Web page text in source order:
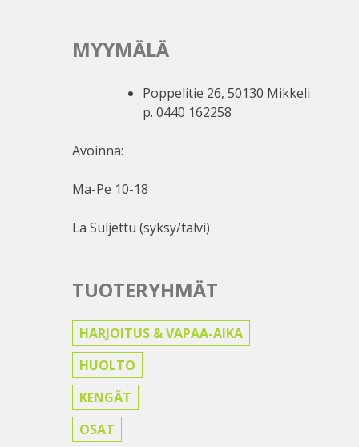
MYYMÄLÄ
Poppelitie 26, 50130 Mikkeli
p. 0440 162258
Avoinna:
Ma-Pe 10-18
La Suljettu (syksy/talvi)
TUOTERYHMÄT
HARJOITUS & VAPAA-AIKA
HUOLTO
KENGÄT
OSAT